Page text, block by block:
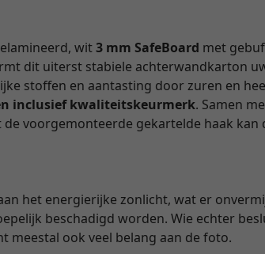
wit3 mm SafeBoard met
dit uiterst stabiele achterwandkarton
stoffen en aantasting door zuren en
inclusief kwaliteitskeurmerk. Samen
voorgemonteerde gekartelde haak kan
het energierijke zonlicht, wat er
beschadigd worden. Wie echter
meestal ook veel belang aan de foto.